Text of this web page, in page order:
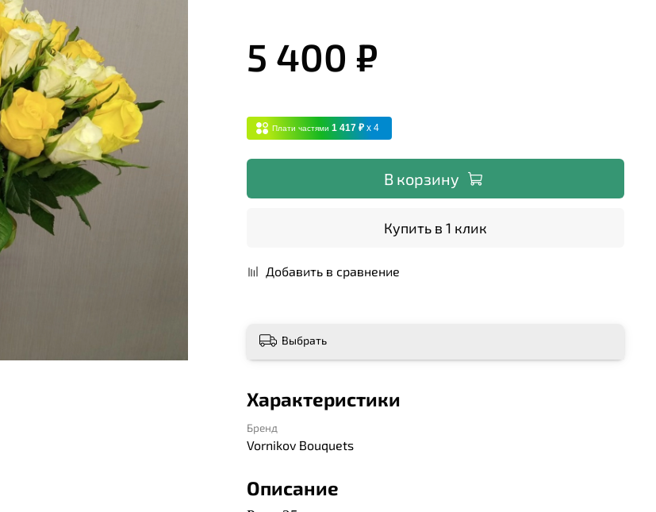
5 400 ₽
Плати частями 1 417 ₽ x 4
В корзину
Купить в 1 клик
Добавить в сравнение
Выбрать
Характеристики
Бренд
Vornikov Bouquets
Описание